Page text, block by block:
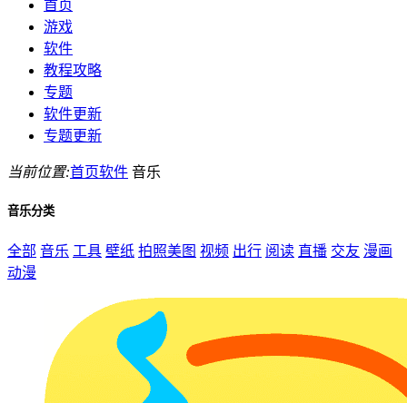
首页
游戏
软件
教程攻略
专题
软件更新
专题更新
当前位置:首页软件 音乐
音乐分类
全部 音乐 工具 壁纸 拍照美图 视频 出行 阅读 直播 交友 漫画
动漫